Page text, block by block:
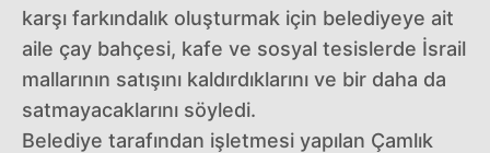
karşı farkındalık oluşturmak için belediyeye ait
aile çay bahçesi, kafe ve sosyal tesislerde İsrail
mallarının satışını kaldırdıklarını ve bir daha da
satmayacaklarını söyledi.
Belediye tarafından işletmesi yapılan Çamlık